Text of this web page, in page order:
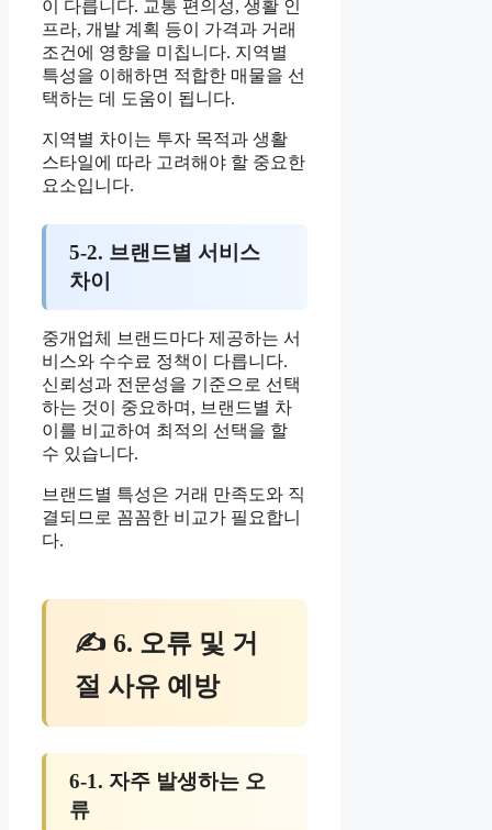
이 다릅니다. 교통 편의성, 생활 인
프라, 개발 계획 등이 가격과 거래
조건에 영향을 미칩니다. 지역별
특성을 이해하면 적합한 매물을 선
택하는 데 도움이 됩니다.
지역별 차이는 투자 목적과 생활
스타일에 따라 고려해야 할 중요한
요소입니다.
5-2. 브랜드별 서비스
차이
중개업체 브랜드마다 제공하는 서
비스와 수수료 정책이 다릅니다.
신뢰성과 전문성을 기준으로 선택
하는 것이 중요하며, 브랜드별 차
이를 비교하여 최적의 선택을 할
수 있습니다.
브랜드별 특성은 거래 만족도와 직
결되므로 꼼꼼한 비교가 필요합니
다.
✍ 6. 오류 및 거
절 사유 예방
6-1. 자주 발생하는 오
류